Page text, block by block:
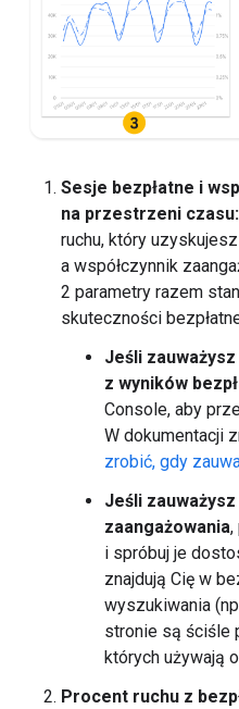
Sesje bezpłatne i
na przestrzeni czasu:
ruchu, który
a współczynnik
2 parametry razem
skuteczności
Jeśli
z wyników
Console, aby
W dokumentacji
zrobić, gdy
Jeśli
zaangażowania,
i spróbuj je
znajdują Cię w
wyszukiwania
stronie są ściśle
których używają
Procent ruchu z